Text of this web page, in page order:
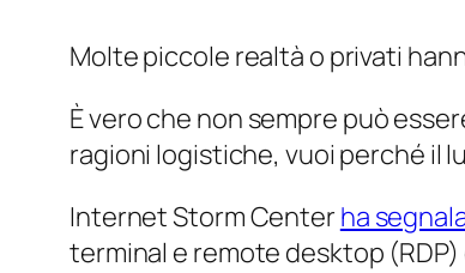
Molte piccole realtà o privati
È vero che non sempre può
ragioni logistiche, vuoi perché il
Internet Storm Center ha
terminal e remote desktop (RDP)